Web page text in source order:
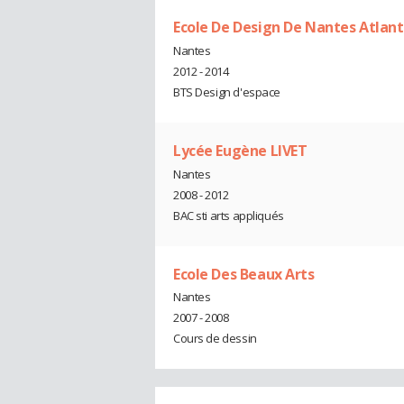
Ecole De Design De Nantes
Nantes
2012 - 2014
BTS Design d'espace
Lycée Eugène LIVET
Nantes
2008 - 2012
BAC sti arts appliqués
Ecole Des Beaux Arts
Nantes
2007 - 2008
Cours de dessin